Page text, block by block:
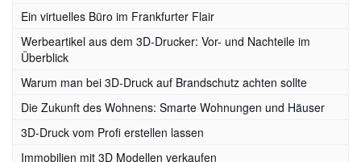
Ein virtuelles Büro im Frankfurter Flair
Werbeartikel aus dem 3D-Drucker: Vor- und Nachteile im
Überblick
Warum man bei 3D-Druck auf Brandschutz achten sollte
Die Zukunft des Wohnens: Smarte Wohnungen und Häuser
3D-Druck vom Profi erstellen lassen
Immobilien mit 3D Modellen verkaufen